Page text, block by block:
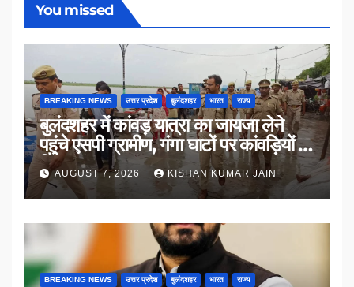
You missed
BREAKING NEWS उत्तर प्रदेश बुलंदशहर भारत राज्य
बुलंदशहर में कांवड़ यात्रा का जायजा लेने
पहुंचे एसपी ग्रामीण, गंगा घाटों पर कांवड़ियों से
किया संवाद
AUGUST 7, 2026 KISHAN KUMAR JAIN
BREAKING NEWS उत्तर प्रदेश बुलंदशहर भारत राज्य